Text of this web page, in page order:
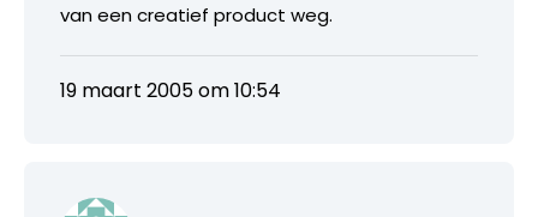
van een creatief product weg.
19 maart 2005 om 10:54